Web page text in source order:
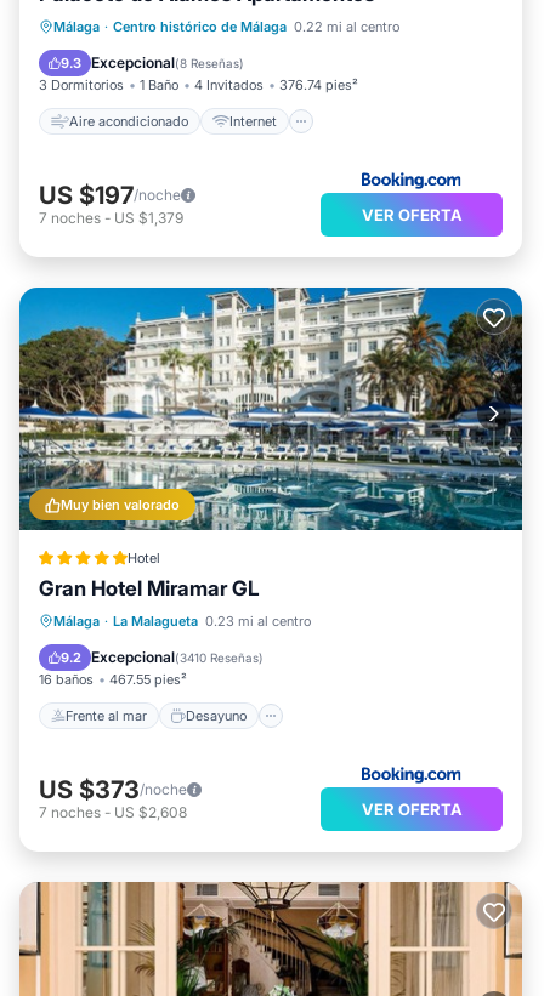
Málaga · Centro histórico de Málaga 0.22 mi al centro
9.3 Excepcional(8 Reseñas)
3 Dormitorios 1 Baño 4 Invitados 376.74 pies²
Aire acondicionado Internet
Aire acondicionado
Internet
Apto para niños
US $197/noche
7 noches - US $1,379 VER OFERTA
Muy bien valorado
Hotel
Gran Hotel Miramar GL
Málaga · La Malagueta 0.23 mi al centro
9.2 Excepcional(3410 Reseñas)
16 baños 467.55 pies²
Frente al mar Desayuno
Frente al mar
Desayuno
Estación de carga para vehículos eléctricos
Aparcamiento
US $373/noche
7 noches - US $2,608 VER OFERTA